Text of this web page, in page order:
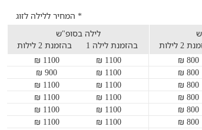
* המחיר ללילה לזוג
2 לילות
לילה בסופ"ש
בהזמנת לילה 1
בהזמנת 2 לילות
800 ₪
1100 ₪
1100 ₪
800 ₪
1100 ₪
900 ₪
800 ₪
1100 ₪
1100 ₪
800 ₪
1100 ₪
1100 ₪
800 ₪
1100 ₪
1100 ₪
800 ₪
1100 ₪
1100 ₪